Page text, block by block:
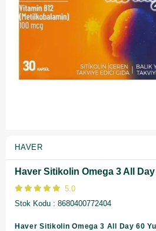
HAVER
Haver Sitikolin Omega 3 All
5.0
Stok Kodu
8680400772404
Haver Sitikolin Omega 3 All Day 60